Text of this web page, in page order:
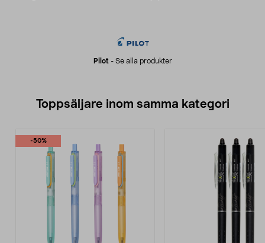
Pilot - Se alla produkter
Toppsäljare inom samma kategori
-50%